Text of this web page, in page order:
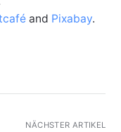
and Pixabay.
NÄCHSTER ARTIKEL